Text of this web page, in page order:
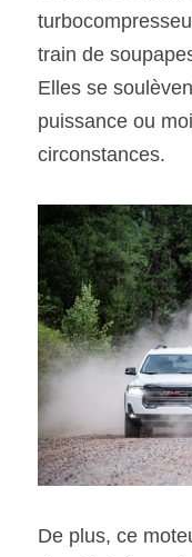
train de
Elles se
puissance ou
circonstances.
De plus, ce